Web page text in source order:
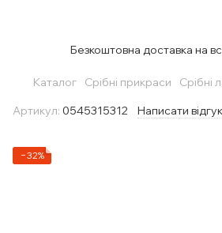
Безкоштовна доставка на
Каталог Срібні прикраси Срібні
Артикул: 0545315312 Написати відгук
−32%